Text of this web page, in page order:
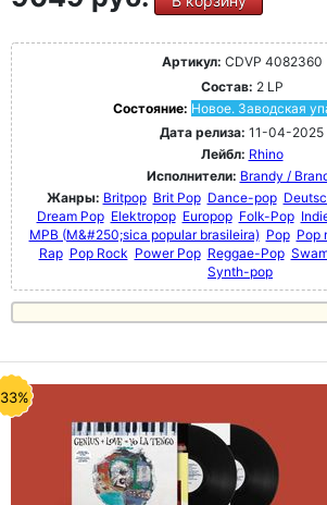
Артикул: CDVP 4082360
Состав: 2 LP
Состояние: Новое. Заводская
Дата релиза: 11-04-2025
Лейбл: Rhino
Исполнители: Brandy /
Жанры: Britpop Brit Pop Dance-pop
Dream Pop Elektropop Europop Folk-Pop
MPB (M&#250;sica popular brasileira) Pop Pop
Rap Pop Rock Power Pop Reggae-Pop
Synth-pop